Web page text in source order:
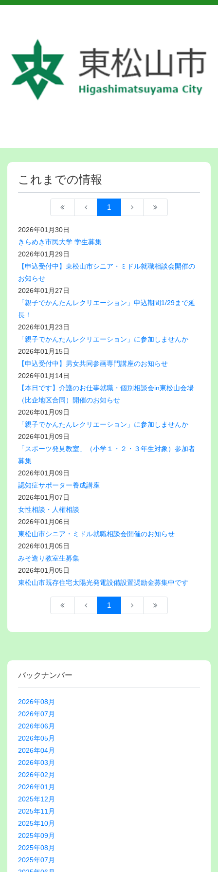
これまでの情報
1
2026年01月30日
きらめき市民大学 学生募集
2026年01月29日
【申込受付中】東松山市シニア・ミドル就職相談会開催の
お知らせ
2026年01月27日
「親子でかんたんレクリエーション」申込期間1/29まで延
長！
2026年01月23日
「親子でかんたんレクリエーション」に参加しませんか
2026年01月15日
【申込受付中】男女共同参画専門講座のお知らせ
2026年01月14日
【本日です】介護のお仕事就職・個別相談会in東松山会場
（比企地区合同）開催のお知らせ
2026年01月09日
「親子でかんたんレクリエーション」に参加しませんか
2026年01月09日
「スポーツ発見教室」（小学１・２・３年生対象）参加者
募集
2026年01月09日
認知症サポーター養成講座
2026年01月07日
女性相談・人権相談
2026年01月06日
東松山市シニア・ミドル就職相談会開催のお知らせ
2026年01月05日
みそ造り教室生募集
2026年01月05日
東松山市既存住宅太陽光発電設備設置奨励金募集中です
1
バックナンバー
2026年08月
2026年07月
2026年06月
2026年05月
2026年04月
2026年03月
2026年02月
2026年01月
2025年12月
2025年11月
2025年10月
2025年09月
2025年08月
2025年07月